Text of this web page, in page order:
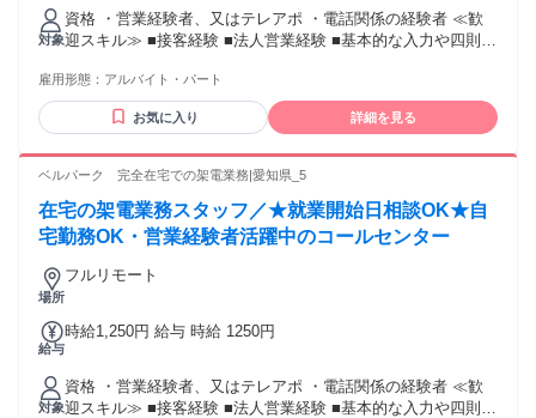
対象
資格 ・営業経験者、又はテレアポ ・電話関係の経験者 ≪歓
迎スキル≫ ■接客経験 ■法人営業経験 ■基本的な入力や四則計
雇用形態： アルバイト・パート
お気に入り 詳細を見る
ベルパーク 完全在宅での架電業務|愛知県_5
在宅の架電業務スタッフ／★就業開始日相談OK★自
宅勤務OK・営業経験者活躍中のコールセンター
場所
フルリモート
給与
時給1,250円 給与 時給 1250円
対象
資格 ・営業経験者、又はテレアポ ・電話関係の経験者 ≪歓
迎スキル≫ ■接客経験 ■法人営業経験 ■基本的な入力や四則計